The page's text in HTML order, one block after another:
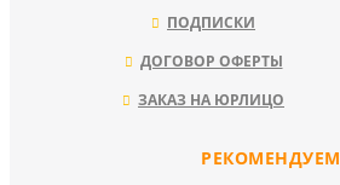
ПОДПИСКИ
ДОГОВОР ОФЕРТЫ
ЗАКАЗ НА ЮРЛИЦО
РЕКОМЕНДУЕМ